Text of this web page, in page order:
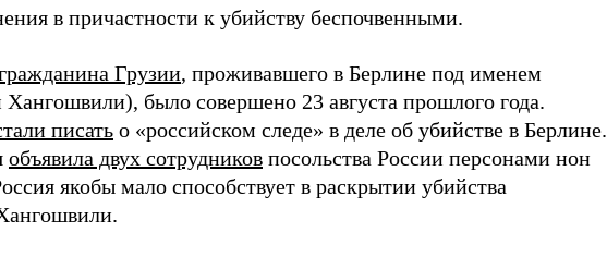
в причастности к убийству беспочвенными.
Грузии, проживавшего в Берлине под именем
было совершено 23 августа прошлого года.
писать о «российском следе» в деле об убийстве в Берлине.
объявила двух сотрудников посольства России персонами нон
якобы мало способствует в раскрытии убийства